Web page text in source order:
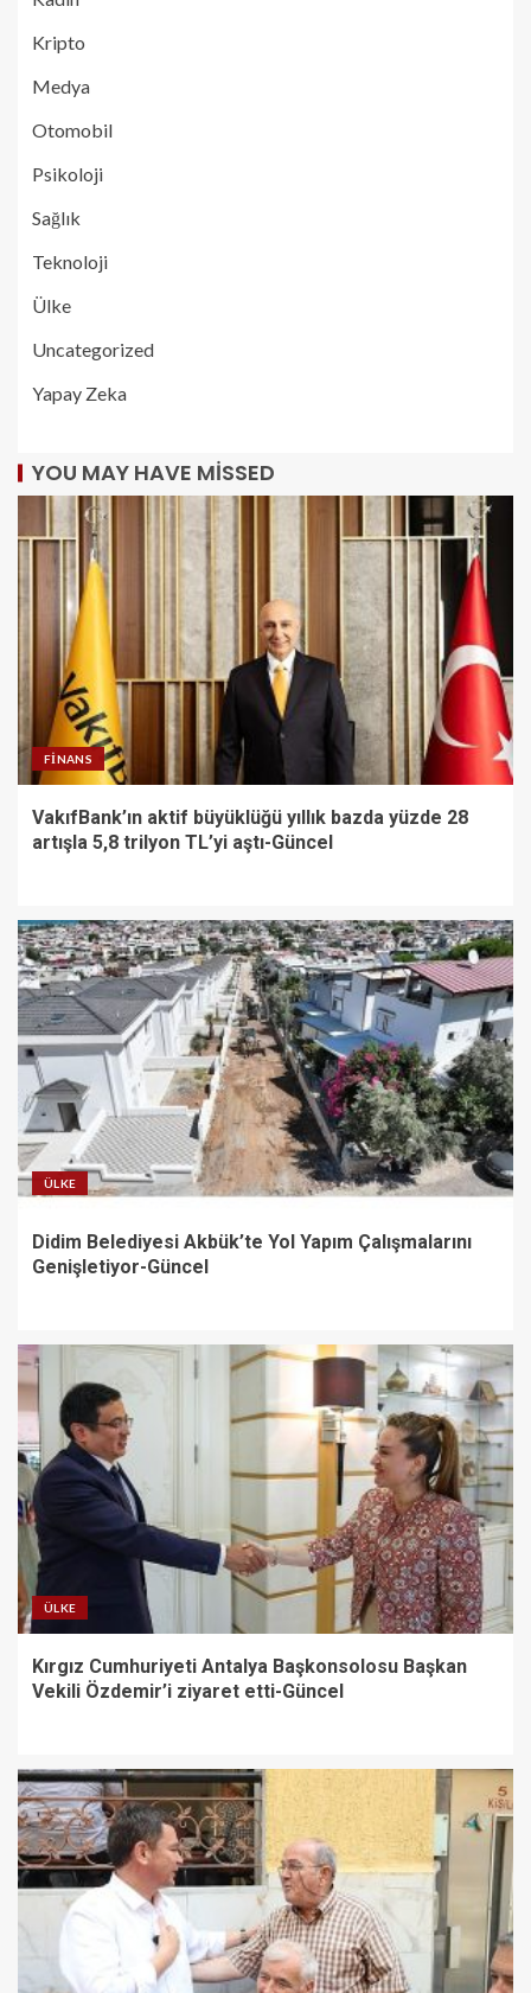
Kripto
Medya
Otomobil
Psikoloji
Sağlık
Teknoloji
Ülke
Uncategorized
Yapay Zeka
YOU MAY HAVE MISSED
FINANS
VakıfBank’ın aktif büyüklüğü yıllık bazda yüzde 28
artışla 5,8 trilyon TL’yi aştı-Güncel
ÜLKE
Didim Belediyesi Akbük’te Yol Yapım Çalışmalarını
Genişletiyor-Güncel
ÜLKE
Kırgız Cumhuriyeti Antalya Başkonsolosu Başkan
Vekili Özdemir’i ziyaret etti-Güncel